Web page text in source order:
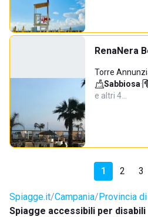
RenaNera
Torre
Sabbiosa·
e altri 4…
1 2 3
Spiagge.it Campania Provincia
Spiagge accessibili per disabili